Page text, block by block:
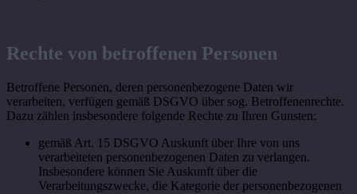
Rechte von betroffenen Personen
Betroffene Personen, deren personenbezogene Daten wir
verarbeiten, verfügen gemäß DSGVO über sog. Betroffenenrechte.
Dazu zählen insbesondere folgende Rechte zu Ihren Gunsten:
gemäß Art. 15 DSGVO Auskunft über Ihre von uns
verarbeiteten personenbezogenen Daten zu verlangen.
Insbesondere können Sie Auskunft über die
Verarbeitungszwecke, die Kategorie der personenbezogenen